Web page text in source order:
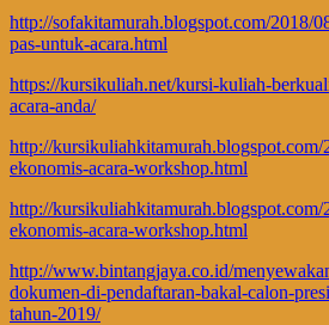
http://sofakitamurah.blogspot.com/2018/
pas-untuk-acara.html
https://kursikuliah.net/kursi-kuliah-
acara-anda/
http://kursikuliahkitamurah.blogspot.com/
ekonomis-acara-workshop.html
http://kursikuliahkitamurah.blogspot.com/
ekonomis-acara-workshop.html
http://www.bintangjaya.co.id/
dokumen-di-pendaftaran-bakal-calon-
tahun-2019/